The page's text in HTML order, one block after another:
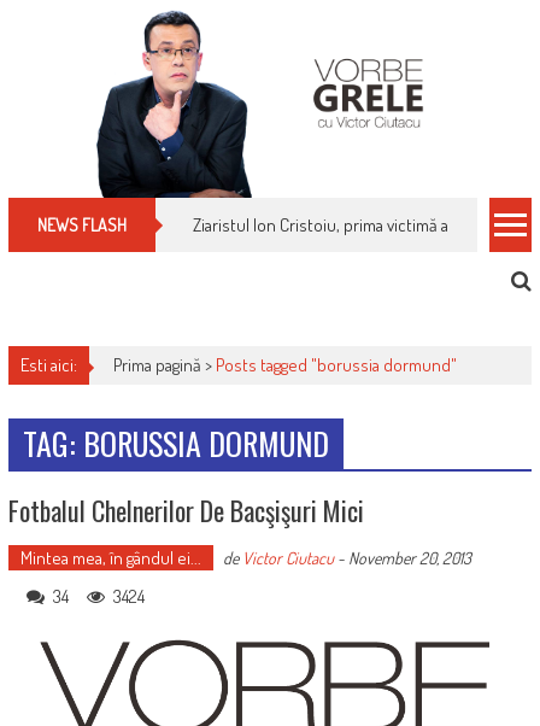
NEWS FLASH Ziaristul Ion Cristoiu, prima victimă a noi
Esti aici: Prima pagină > Posts tagged "borussia dormund"
TAG: BORUSSIA DORMUND
Fotbalul Chelnerilor De Bacşişuri Mici
Mintea mea, în gândul ei... de Victor Ciutacu- November 20, 2013
34 3424